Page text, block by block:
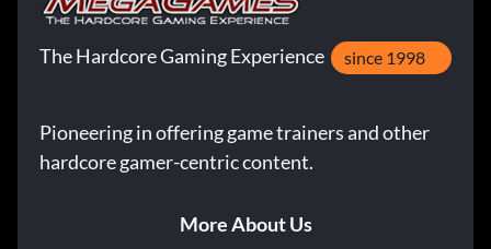
The Hardcore Gaming Experience since 1998
Pioneering in offering game trainers and other
hardcore gamer-centric content.
More About Us